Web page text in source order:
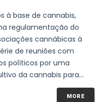
à base de cannabis,
regulamentação do
cannábicas à
de reuniões com
políticos por uma
da cannabis para...
MORE